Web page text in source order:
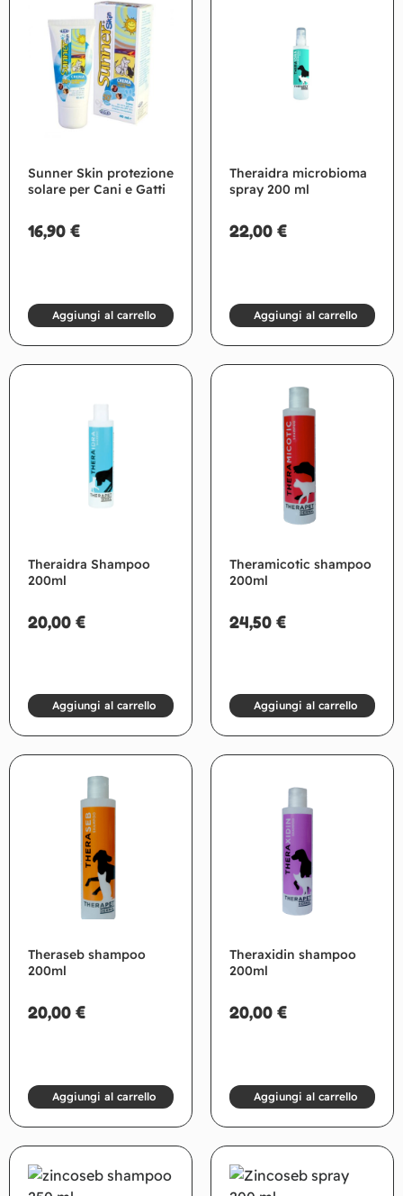
Sunner Skin protezione
solare per Cani e Gatti
16,90 €
Aggiungi al carrello
Theraidra microbioma
spray 200 ml
22,00 €
Aggiungi al carrello
Theraidra Shampoo
200ml
20,00 €
Aggiungi al carrello
Theramicotic shampoo
200ml
24,50 €
Aggiungi al carrello
Theraseb shampoo
200ml
20,00 €
Aggiungi al carrello
Theraxidin shampoo
200ml
20,00 €
Aggiungi al carrello